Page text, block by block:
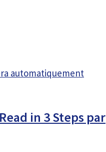
automatiquement
in 3 Steps par